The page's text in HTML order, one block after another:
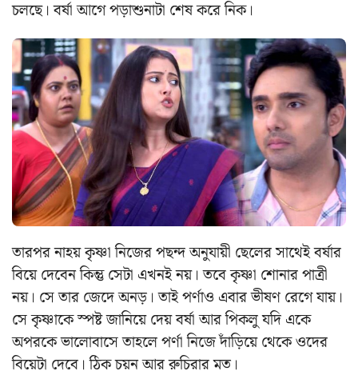
চলছে। বর্ষা আগে পড়াশুনাটা শেষ করে নিক।
তারপর নাহয় কৃষ্ণা নিজের পছন্দ অনুযায়ী ছেলের সাথেই বর্ষার
বিয়ে দেবেন কিন্তু সেটা এখনই নয়। তবে কৃষ্ণা শোনার পাত্রী
নয়। সে তার জেদে অনড়। তাই পর্ণাও এবার ভীষণ রেগে যায়।
সে কৃষ্ণাকে স্পষ্ট জানিয়ে দেয় বর্ষা আর পিকলু যদি একে
অপরকে ভালোবাসে তাহলে পর্ণা নিজে দাঁড়িয়ে থেকে ওদের
বিয়েটা দেবে। ঠিক চয়ন আর রুচিরার মত।